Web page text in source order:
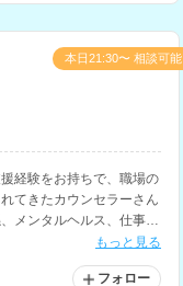
経験をお持ちで、職場の
てきたカウンセラーさん
メンタルヘルス、仕事関
されています。もっと見る
フォロー
本日21:30〜 相談可能